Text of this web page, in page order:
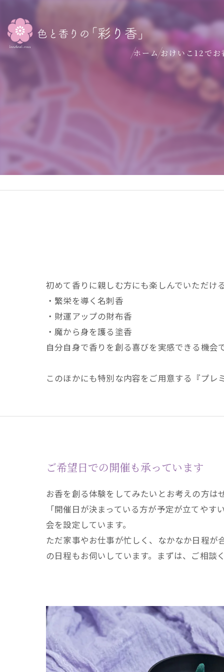
ホームおけいこ12でお
初めて香りに親しむ方にも楽しんでいただけ
・繁栄を導く名刺香
・財運アップの財布香
・魔から身を護る塗香
自分自身で香りを創る喜びを実感できる機会
このほかにも特別な内容をご用意する『プ
ご希望日での開催も承っています
お香を創る体験をしてみたいとお考えの方は
「開催日が決まっている方が予定が立てや
会を設定しています。
ただ家事やお仕事が忙しく、なかなか日程
の日程もお伺いしています。まずは、ご相談